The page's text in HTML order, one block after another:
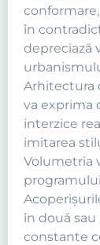
în
depreciază
Arhitectura
va exprima
interzice
imitarea
Volumetria
în două sau
constante